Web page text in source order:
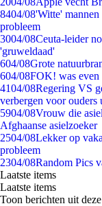
8404/08'Witte'
probleem
3004/08Ceuta-leider
'gruweldaad'
604/08Grote
604/08FOK! was even
4104/08Regering VS
verbergen voor ouders
5904/08Vrouw die
Afghaanse asielzoeker
2504/08Lekker op
probleem
2304/08Random Pics
Laatste items
Laatste items
Toon berichten uit